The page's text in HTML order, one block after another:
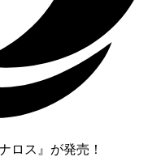
ロス』が発売！